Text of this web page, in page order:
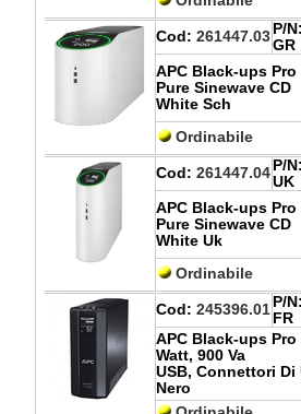
Cod: 261447.03 P/
GR
APC Black-ups
Pure Sinewave CD
White Sch
Ordinabile
Cod: 261447.04 P/
UK
APC Black-ups
Pure Sinewave CD
White Uk
Ordinabile
Cod: 245396.01 P/
FR
APC Black-ups Pro
Watt, 900 Va
USB, Connettori
Nero